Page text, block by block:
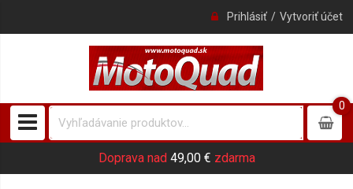
Prihlásiť Vytvoriť účet
0
0item
Doprava nad 49,00 € zdarma